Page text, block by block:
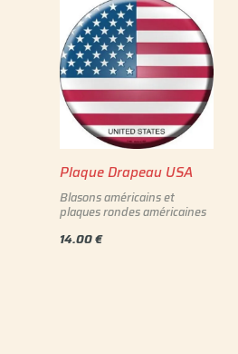
Plaque Drapeau USA
Blasons américains et
plaques rondes américaines
14.00€